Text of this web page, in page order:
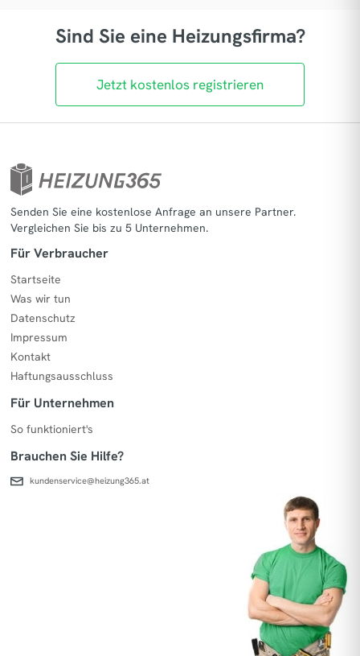
Sind Sie eine Heizungsfirma?
Jetzt kostenlos registrieren
Senden Sie eine kostenlose Anfrage an unsere Partner.
Vergleichen Sie bis zu 5 Unternehmen.
Für Verbraucher
Startseite
Was wir tun
Datenschutz
Impressum
Kontakt
Haftungsausschluss
Für Unternehmen
So funktioniert's
Brauchen Sie Hilfe?
kundenservice@heizung365.at